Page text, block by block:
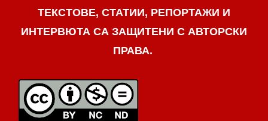
ТЕКСТОВЕ, СТАТИИ, РЕПОРТАЖИ И
ИНТЕРВЮТА СА ЗАЩИТЕНИ С АВТОРСКИ
ПРАВА.